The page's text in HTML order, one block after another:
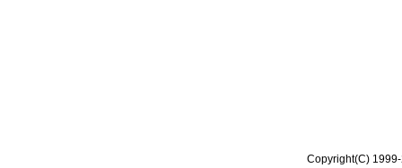
Copyright(C)